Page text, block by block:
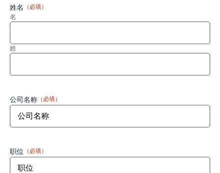
姓名 （必填）
名
姓
公司名称 （必填）
职位 （必填）